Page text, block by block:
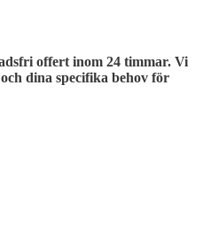
offert inom 24 timmar. Vi
dina specifika behov för